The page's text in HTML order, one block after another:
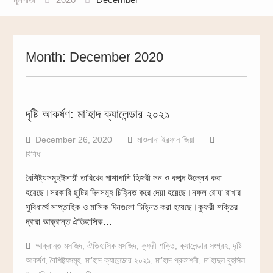
Month: December 2020
দৃষ্টি আকর্ষণ: মা’হাদ ক্যালেন্ডার ২০২১
December 26, 2020
মাওলানা ইরফান জিয়া
বিবিধ
বৈশিষ্ট্যসমূহঈসায়ী তারিখের পাশাপাশি হিজরী সন ও বঙ্গাব্দ উল্লেখ করা
হয়েছে।সরকারি ছুটির দিনসমূহ চিহ্নিত করে দেয়া হয়েছে।নফল রোযা রাখার
সুবিধার্থে সাপ্তাহিক ও মাসিক দিনগুলো চিহ্নিত করা হয়েছে।কুফরী শক্তির
দ্বারা আক্রান্ত ঐতিহাসিক…
আক্রান্ত মসজিদ, ঐতিহাসিক মসজিদ, কুফরী শক্তি,ক্যালেন্ডার সংগ্রহ,দৃষ্টি
আকর্ষণ,বৈশিষ্ট্যসমূহ, মা’হাদ ক্যালেন্ডার ২০২১ মা’হাদ প্রকাশনী, মা’হাদুল বুহুসিল